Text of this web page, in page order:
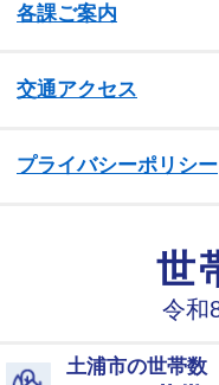
各課ご案内
交通アクセス
プライバシーポリシー